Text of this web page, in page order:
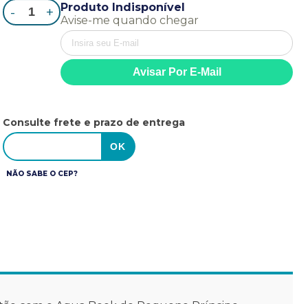
- +
Produto Indisponível
Avise-me quando chegar
Consulte frete e prazo de entrega
NÃO SABE O CEP?